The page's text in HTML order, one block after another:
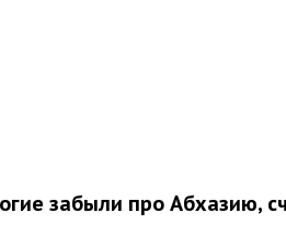
забыли про Абхазию,